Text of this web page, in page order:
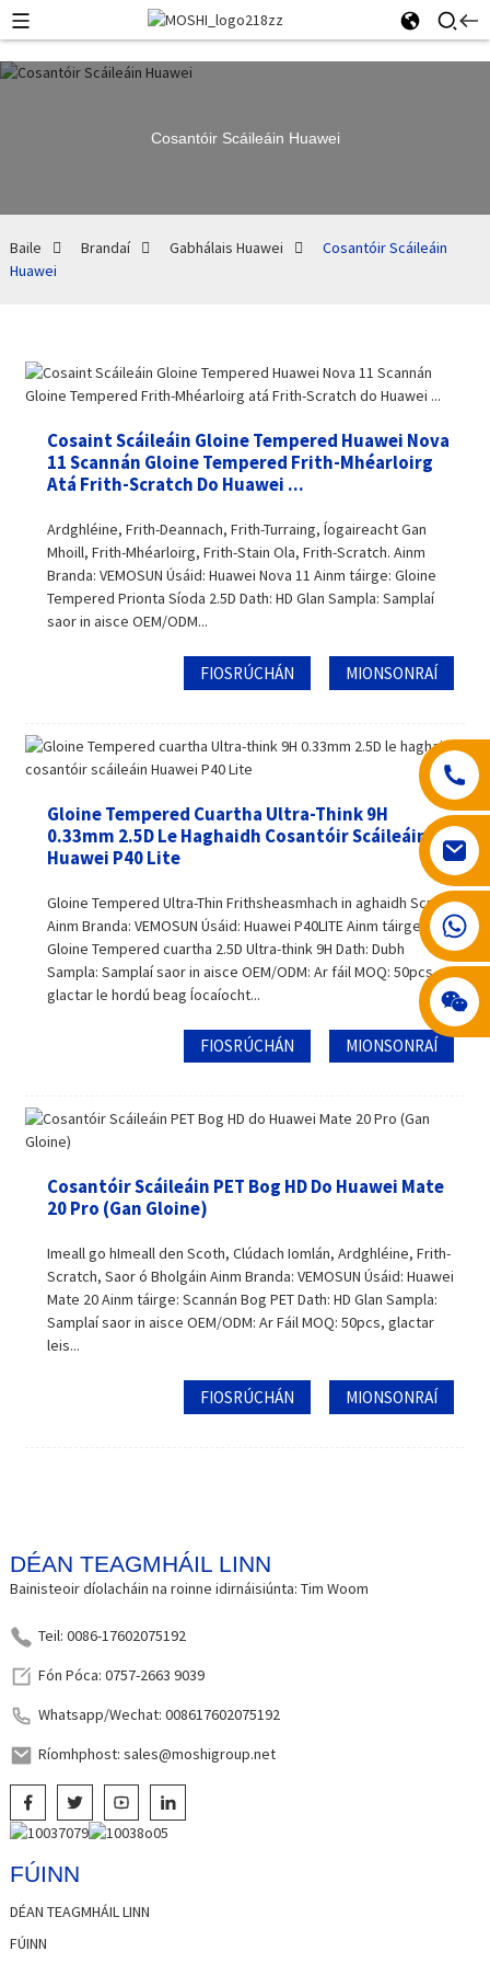
008617602075192
Cosantóir Scáileáin Huawei
Baile Brandaí Gabhálais Huawei
Cosantóir Scáileáin
Huawei
Cosaint Scáileáin Gloine Tempered Huawei Nova
11 Scannán Gloine Tempered Frith-Mhéarloirg
Atá Frith-Scratch Do Huawei ...
Ardghléine, Frith-Deannach, Frith-Turraing, Íogaireacht Gan
Mhoill, Frith-Mhéarloirg, Frith-Stain Ola, Frith-Scratch. Ainm
Branda: VEMOSUN Úsáid: Huawei Nova 11 Ainm táirge: Gloine
Tempered Prionta Síoda ​​2.5D Dath: HD Glan Sampla: Samplaí
saor in aisce OEM/ODM...
FIOSRÚCHÁN MIONSONRAÍ
Gloine Tempered Cuartha Ultra-Think 9H
0.33mm 2.5D Le Haghaidh Cosantóir Scáileáin
Huawei P40 Lite
Gloine Tempered Ultra-Thin Frithsheasmhach in aghaidh Scrath
Ainm Branda: VEMOSUN Úsáid: Huawei P40LITE Ainm táirge:
Gloine Tempered cuartha 2.5D Ultra-think 9H Dath: Dubh
Sampla: Samplaí saor in aisce OEM/ODM: Ar fáil MOQ: 50pcs,
glactar le hordú beag Íocaíocht...
FIOSRÚCHÁN MIONSONRAÍ
Cosantóir Scáileáin PET Bog HD Do Huawei Mate
20 Pro (Gan Gloine)
Imeall go hImeall den Scoth, Clúdach Iomlán, Ardghléine, Frith-
Scratch, Saor ó Bholgáin Ainm Branda: VEMOSUN Úsáid: Huawei
Mate 20 Ainm táirge: Scannán Bog PET Dath: HD Glan Sampla:
Samplaí saor in aisce OEM/ODM: Ar Fáil MOQ: 50pcs, glactar
leis...
FIOSRÚCHÁN MIONSONRAÍ
DÉAN TEAGMHÁIL LINN
Bainisteoir díolacháin na roinne idirnáisiúnta: Tim Woom
Teil: 0086-17602075192
Fón Póca: 0757-2663 9039
Whatsapp/Wechat: 008617602075192
Ríomhphost: sales@moshigroup.net
FÚINN
DÉAN TEAGMHÁIL LINN
FÚINN